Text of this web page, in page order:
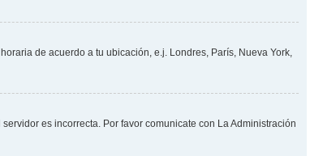
de acuerdo a tu ubicación, e.j. Londres, París, Nueva York,
es incorrecta. Por favor comunicate con La Administración